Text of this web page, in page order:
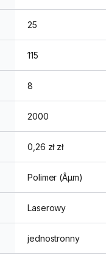
25
115
8
2000
0,26 zł zł
Polimer (Âµm)
Laserowy
jednostronny